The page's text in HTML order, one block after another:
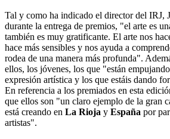
Tal y como ha indicado el director del IRJ,
durante la entrega de premios, "el arte es
también es muy gratificante. El arte nos
hace más sensibles y nos ayuda a
rodea de una manera más profunda".
ellos, los jóvenes, los que "están
expresión artística y los que estáis dando
En referencia a los premiados en esta
que ellos son "un claro ejemplo de la gran
está creando en La Rioja y España por
artistas".